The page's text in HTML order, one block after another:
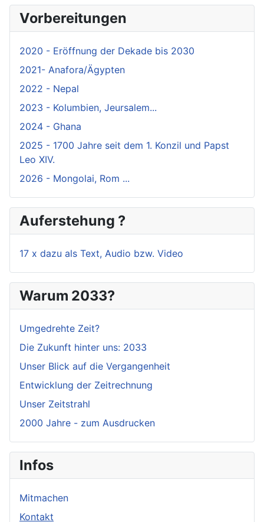
Vorbereitungen
2020 - Eröffnung der Dekade bis 2030
2021- Anafora/Ägypten
2022 - Nepal
2023 - Kolumbien, Jeursalem...
2024 - Ghana
2025 - 1700 Jahre seit dem 1. Konzil und Papst
Leo XIV.
2026 - Mongolai, Rom ...
Auferstehung ?
17 x dazu als Text, Audio bzw. Video
Warum 2033?
Umgedrehte Zeit?
Die Zukunft hinter uns: 2033
Unser Blick auf die Vergangenheit
Entwicklung der Zeitrechnung
Unser Zeitstrahl
2000 Jahre - zum Ausdrucken
Infos
Mitmachen
Kontakt